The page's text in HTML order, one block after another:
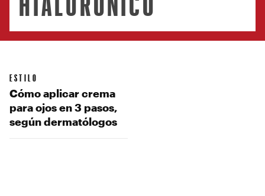
ESTILO
Cómo aplicar crema
para ojos en 3 pasos,
según dermatólogos